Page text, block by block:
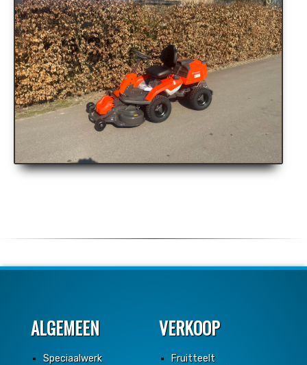
ALGEMEEN
Speciaalwerk
VERKOOP
Fruitteelt